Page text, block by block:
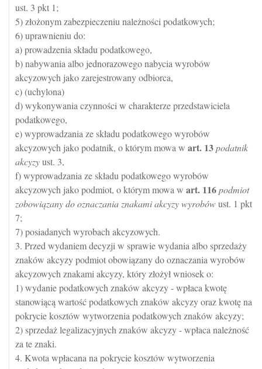
ust. 3 pkt 1;
5) złożonym zabezpieczeniu należności podatkowych;
6) uprawnieniu do:
a) prowadzenia składu podatkowego,
b) nabywania albo jednorazowego nabycia wyrobów
akcyzowych jako zarejestrowany odbiorca,
c) (uchylona)
d) wykonywania czynności w charakterze przedstawiciela
podatkowego,
e) wyprowadzania ze składu podatkowego wyrobów
akcyzowych jako podatnik, o którym mowa w art. 13podatnik
akcyzyust. 3,
f) wyprowadzania ze składu podatkowego wyrobów
akcyzowych jako podmiot, o którym mowa w art. 116podmiot
zobowiązany do oznaczania znakami akcyzy wyrobówust. 1 pkt
7;
7) posiadanych wyrobach akcyzowych.
3. Przed wydaniem decyzji w sprawie wydania albo sprzedaży
znaków akcyzy podmiot obowiązany do oznaczania wyrobów
akcyzowych znakami akcyzy, który złożył wniosek o:
1) wydanie podatkowych znaków akcyzy - wpłaca kwotę
stanowiącą wartość podatkowych znaków akcyzy oraz kwotę na
pokrycie kosztów wytworzenia podatkowych znaków akcyzy;
2) sprzedaż legalizacyjnych znaków akcyzy - wpłaca należność
za te znaki.
4. Kwota wpłacana na pokrycie kosztów wytworzenia